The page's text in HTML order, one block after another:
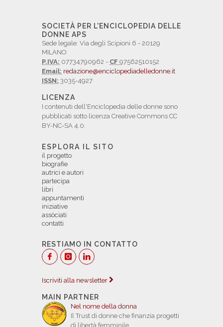
SOCIETÀ PER L'ENCICLOPEDIA DELLE
DONNE APS
Sede legale: Via degli Scipioni 6 - 20129
MILANO
P.IVA: 07734790962 - CF 97562510152
Email: redazione@enciclopediadelledonne.it
ISSN: 3035-4927
LICENZA
I contenuti dell'Enciclopedia delle donne sono
pubblicati sotto licenza Creative Commons CC
BY-NC-SA 4.0.
ESPLORA IL SITO
il progetto
biografie
autrici e autori
partecipa
libri
appuntamenti
iniziative
assòciati
contatti
RESTIAMO IN CONTATTO
Iscriviti alla newsletter
MAIN PARTNER
Nel nome della donna
Il Trust di donne che finanzia progetti
di libertà femminile